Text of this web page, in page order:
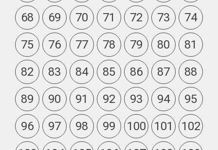
68
69 70 71 72 73
74
75
76 77 78 79 80
81
82
83 84 85 86 87
88
89
90 91 92 93 94
95
96
97 98 99 100 101
102